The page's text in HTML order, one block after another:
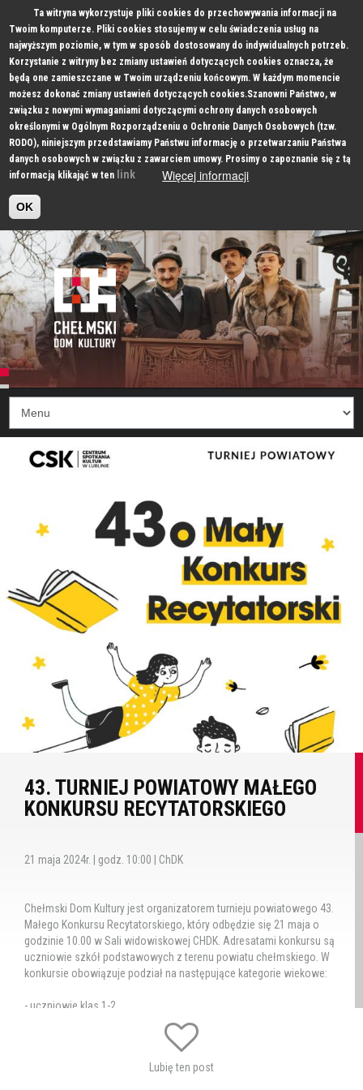
Ta witryna wykorzystuje pliki cookies do przechowywania informacji na
Twoim komputerze. Pliki cookies stosujemy w celu świadczenia usług na
najwyższym poziomie, w tym w sposób dostosowany do indywidualnych potrzeb.
Korzystanie z witryny bez zmiany ustawień dotyczących cookies oznacza, że
będą one zamieszczane w Twoim urządzeniu końcowym. W każdym momencie
możesz dokonać zmiany ustawień dotyczących cookies.Szanowni Państwo, w
związku z nowymi wymaganiami dotyczącymi ochrony danych osobowych
określonymi w Ogólnym Rozporządzeniu o Ochronie Danych Osobowych (tzw.
RODO), niniejszym przedstawiamy Państwu informację o przetwarzaniu Państwa
danych osobowych w związku z zawarciem umowy. Prosimy o zapoznanie się z tą
informacją klikająć w ten link Więcej informacji
OK
43. TURNIEJ POWIATOWY MAŁEGO
KONKURSU RECYTATORSKIEGO
21 maja 2024r. | godz. 10:00 | ChDK
Chełmski Dom Kultury jest organizatorem turnieju powiatowego 43.
Małego Konkursu Recytatorskiego, który odbędzie się 21 maja o
godzinie 10.00 w Sali widowiskowej CHDK. Adresatami konkursu są
uczniowie szkół podstawowych z terenu powiatu chełmskiego. W
konkursie obowiązuje podział na następujące kategorie wiekowe:
- uczniowie klas 1-2,
Lubię ten post